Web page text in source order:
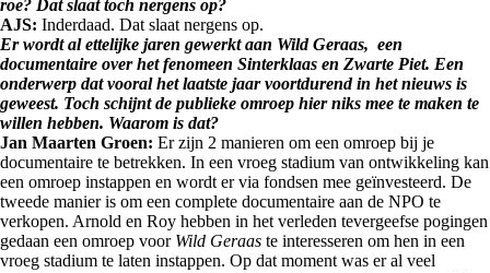
roe? Dat slaat toch nergens op?
AJS: Inderdaad. Dat slaat nergens op.
Er wordt al ettelijke jaren gewerkt aan Wild Geraas, een
documentaire over het fenomeen Sinterklaas en Zwarte Piet. Een
onderwerp dat vooral het laatste jaar voortdurend in het nieuws is
geweest. Toch schijnt de publieke omroep hier niks mee te maken te
willen hebben. Waarom is dat?
Jan Maarten Groen: Er zijn 2 manieren om een omroep bij je
documentaire te betrekken. In een vroeg stadium van ontwikkeling kan
een omroep instappen en wordt er via fondsen mee geïnvesteerd. De
tweede manier is om een complete documentaire aan de NPO te
verkopen. Arnold en Roy hebben in het verleden tevergeefse pogingen
gedaan een omroep voor Wild Geraas te interesseren om hen in een
vroeg stadium te laten instappen. Op dat moment was er al veel